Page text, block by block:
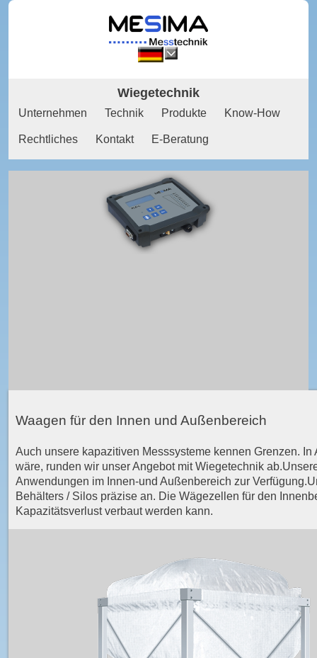
Wiegetechnik
Unternehmen Technik Produkte Know-How
Rechtliches Kontakt E-Beratung
Waagen für den Innen und Außenbereich
Auch unsere kapazitiven Messsysteme kennen Grenzen.
wäre, runden wir unser Angebot mit Wiegetechnik
Anwendungen im Innen-und Außenbereich zur
Behälters / Silos präzise an. Die Wägezellen für den
Kapazitätsverlust verbaut werden kann.